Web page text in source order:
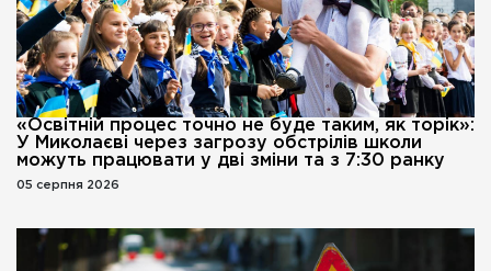
«Освітній процес точно не буде таким, як торік»:
У Миколаєві через загрозу обстрілів школи
можуть працювати у дві зміни та з 7:30 ранку
05 серпня 2026